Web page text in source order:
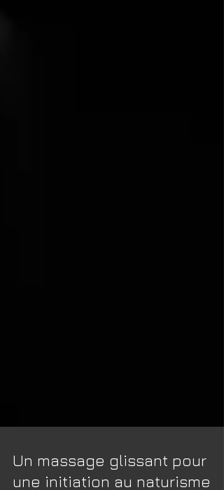
Un massage glissant pour